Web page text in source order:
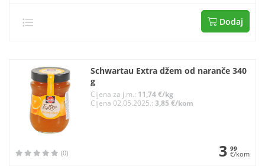
Dodaj
Schwartau Extra džem od naranče 340
g
Cijena za j.m.: 11,74 €/kg
Cijena 02.05.2025.: 3,85 €/kom
(0) 3 99
€/kom